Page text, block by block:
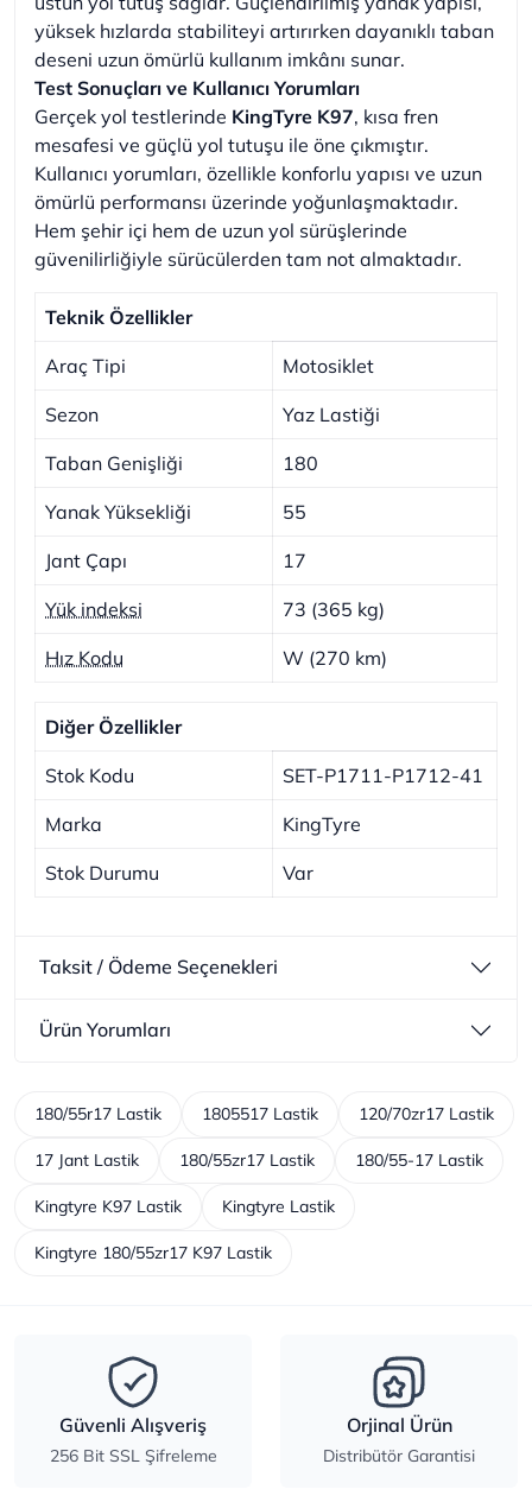
yüksek hızlarda stabiliteyi artırırken dayanıklı taban
deseni uzun ömürlü kullanım imkânı sunar.
Test Sonuçları ve Kullanıcı Yorumları
Gerçek yol testlerinde KingTyre K97, kısa fren
mesafesi ve güçlü yol tutuşu ile öne çıkmıştır.
Kullanıcı yorumları, özellikle konforlu yapısı ve uzun
ömürlü performansı üzerinde yoğunlaşmaktadır.
Hem şehir içi hem de uzun yol sürüşlerinde
güvenilirliğiyle sürücülerden tam not almaktadır.
Teknik Özellikler
Araç Tipi Motosiklet
Sezon Yaz Lastiği
Taban Genişliği 180
Yanak Yüksekliği 55
Jant Çapı 17
Yük indeksi 73 (365 kg)
Hız Kodu W (270 km)
Diğer Özellikler
Stok Kodu SET-P1711-P1712-41
Marka KingTyre
Stok Durumu Var
Taksit / Ödeme Seçenekleri
Ürün Yorumları
180/55r17 Lastik 1805517 Lastik 120/70zr17 Lastik
17 Jant Lastik 180/55zr17 Lastik 180/55-17 Lastik
Kingtyre K97 Lastik Kingtyre Lastik
Kingtyre 180/55zr17 K97 Lastik
Güvenli Alışveriş
256 Bit SSL Şifreleme
Orjinal Ürün
Distribütör Garantisi